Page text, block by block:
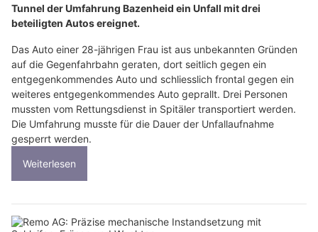
Tunnel der Umfahrung Bazenheid ein Unfall mit drei
beteiligten Autos ereignet.
Das Auto einer 28-jährigen Frau ist aus unbekannten Gründen
auf die Gegenfahrbahn geraten, dort seitlich gegen ein
entgegenkommendes Auto und schliesslich frontal gegen ein
weiteres entgegenkommendes Auto geprallt. Drei Personen
mussten vom Rettungsdienst in Spitäler transportiert werden.
Die Umfahrung musste für die Dauer der Unfallaufnahme
gesperrt werden.
Weiterlesen